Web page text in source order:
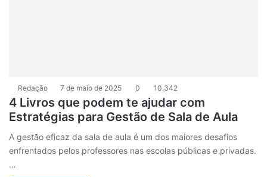
Redação 7 de maio de 2025 0 10.342
4 Livros que podem te ajudar com
Estratégias para Gestão de Sala de Aula
A gestão eficaz da sala de aula é um dos maiores desafios
enfrentados pelos professores nas escolas públicas e privadas.
…